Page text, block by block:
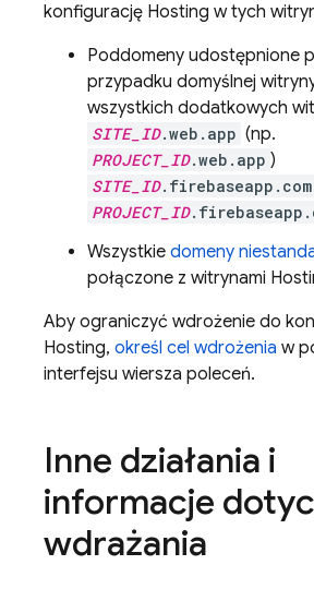
konfigurację Hosting w tych
Poddomeny udostępnione
przypadku domyślnej
wszystkich dodatkowych
SITE_ID.web.app (np.
PROJECT_ID.web.app )
SITE_ID.firebaseapp.com
PROJECT_ID
Wszystkie domeny
połączone z witrynami
Aby ograniczyć wdrożenie do
Hosting, określ cel wdrożenia w
interfejsu wiersza poleceń.
Inne działania i
informacje
wdrażania